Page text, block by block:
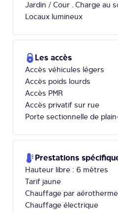
Jardin / Cour . Charge au
Locaux lumineux
Les accès
Accès véhicules légers
Accès poids lourds
Accès PMR
Accès privatif sur rue
Porte sectionnelle de
Prestations
Hauteur libre : 6 mètres
Tarif jaune
Chauffage par
Chauffage électrique